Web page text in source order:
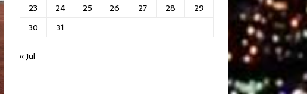
23
24 25 26 27 28
29
30
31
« Jul